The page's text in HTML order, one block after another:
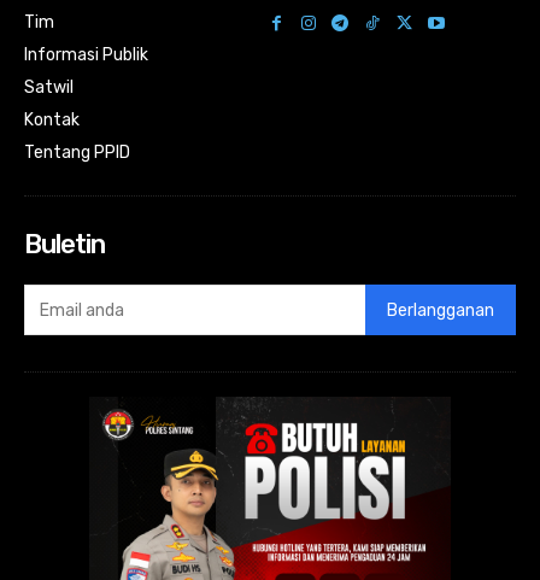
Tim
Informasi Publik
Satwil
Kontak
Tentang PPID
Buletin
Berlangganan